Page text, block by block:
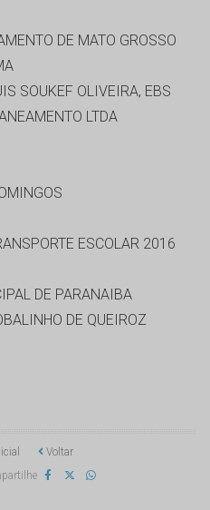
DE MATO GROSSO
SOUKEF OLIVEIRA, EBS
LTDA
ESCOLAR 2016
DE PARANAIBA
DE QUEIROZ
Voltar